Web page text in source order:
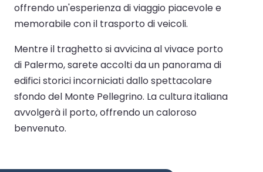
offrendo un'esperienza di viaggio piacevole e
memorabile con il trasporto di veicoli.
Mentre il traghetto si avvicina al vivace porto
di Palermo, sarete accolti da un panorama di
edifici storici incorniciati dallo spettacolare
sfondo del Monte Pellegrino. La cultura italiana
avvolgerà il porto, offrendo un caloroso
benvenuto.